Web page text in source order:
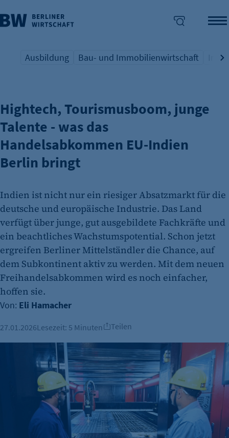
überspringen
Übersicht Schlagwort
Ausbildung
Übersicht Schlagwort
Bau- und Immobilienwirtschaft
AUS AKTUELLEM ANLASS
Hightech, Tourismusboom, junge
Talente - was das
Handelsabkommen EU-Indien
Berlin bringt
Indien ist nicht nur ein riesiger Absatzmarkt für die
deutsche und europäische Industrie. Das Land
verfügt über junge, gut ausgebildete Fachkräfte und
ein beachtliches Wachstumspotential. Schon jetzt
ergreifen Berliner Mittelständler die Chance, auf
dem Subkontinent aktiv zu werden. Mit dem neuen
Freihandelsabkommen wird es noch einfacher,
hoffen sie.
Von: Eli Hamacher
27.01.2026Lesezeit: 5 Minuten Teilen